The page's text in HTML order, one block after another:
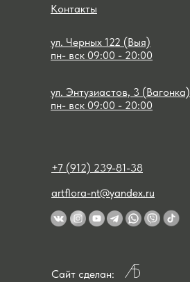
Контакты
+7 (912) 239-81-38
artflora-nt@yandex.ru
Сайт сделан:
ул. Черных 122 (Выя)
пн- вск 09:00 - 20:00
пн- вск 09:00 - 20:00
ул. Энтузиастов, 3 (Вагонка)